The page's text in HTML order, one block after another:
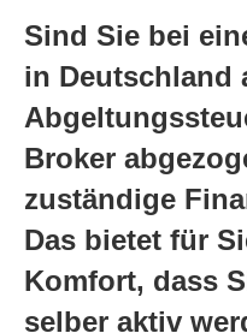
Sind Sie bei
in Deutschland
Broker
zuständige
Das bietet für
Komfort, dass
selber aktiv